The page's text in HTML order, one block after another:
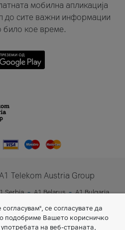
мобилна апликација
до сите важни информации
било кое време.
Telekom Austria Group
Serbia A1 Belarus
A1 Bulgaria
се согласувате да
подобриме Вашето корисничко
на веб-страната,